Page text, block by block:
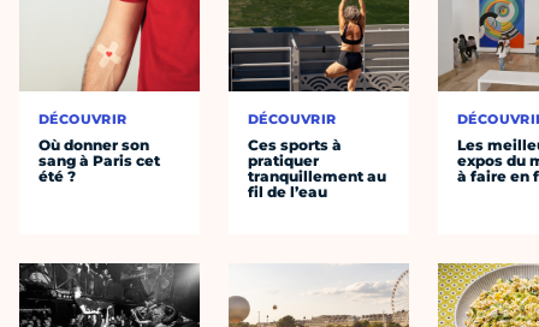
DÉCOUVRIR
Où donner son
sang à Paris cet
été ?
DÉCOUVRIR
Ces sports à
pratiquer
tranquillement au
fil de l’eau
Les
expos du
à faire en